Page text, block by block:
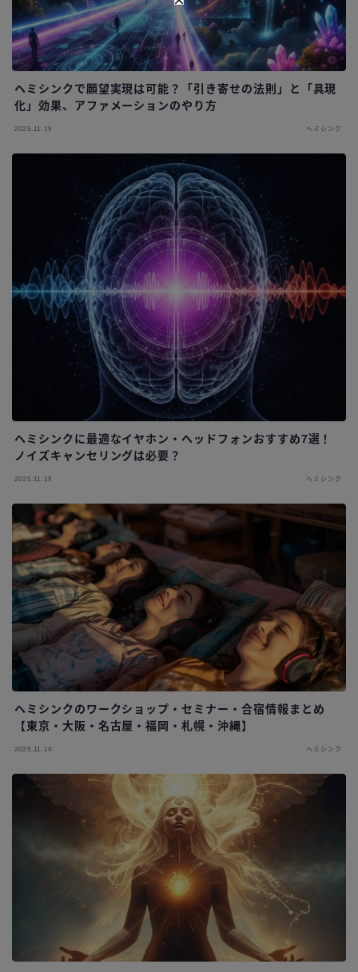
ヘミシンクで願望実現は可能？「引き寄せの法則」と「具現
化」効果、アファメーションのやり方
2025.11.19 ヘミシンク
ヘミシンクに最適なイヤホン・ヘッドフォンおすすめ7選！
ノイズキャンセリングは必要？
2025.11.19 ヘミシンク
ヘミシンクのワークショップ・セミナー・合宿情報まとめ
【東京・大阪・名古屋・福岡・札幌・沖縄】
2025.11.14 ヘミシンク